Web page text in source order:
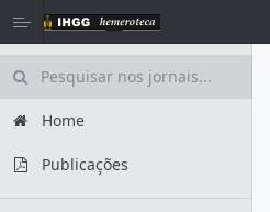
Home
Publicações